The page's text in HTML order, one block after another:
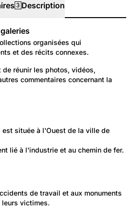
3 Description
galeries
organisées qui
et des récits connexes.
et autres services
de réunir les photos, vidéos,
commentaires concernant la
est située à l'Ouest de la ville de
lié à l'industrie et au chemin de fer.
et justicede travail et aux monuments
leurs victimes.